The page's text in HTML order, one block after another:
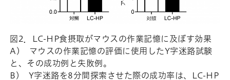
図2．LC-HP食摂取がマウスの作業記憶に及ぼす効果
A) マウスの作業記憶の評価に使用したY字迷路試験
と、その成功例と失敗例。
B) Y字迷路を8分間探索させた際の成功率は、LC-HP